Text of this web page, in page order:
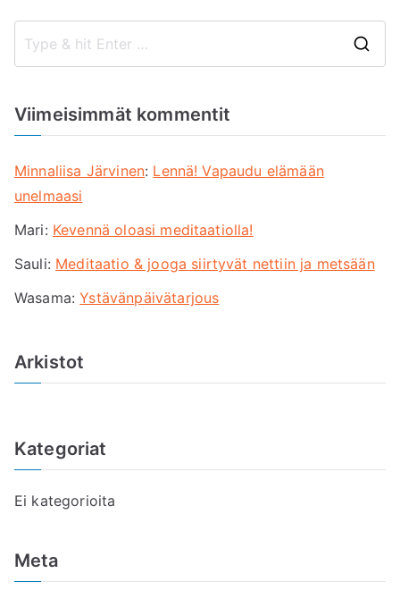
Viimeisimmät kommentit
Minnaliisa Järvinen: Lennä! Vapaudu elämään
unelmaasi
Mari: Kevennä oloasi meditaatiolla!
Sauli: Meditaatio & jooga siirtyvät nettiin ja metsään
Wasama:Ystävänpäivätarjous
Arkistot
Kategoriat
Ei kategorioita
Meta